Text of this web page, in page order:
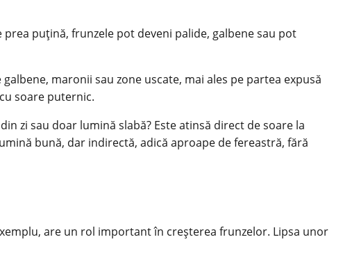
puțină, frunzele pot deveni palide, galbene sau pot
maronii sau zone uscate, mai ales pe partea expusă
soare puternic.
zi sau doar lumină slabă? Este atinsă direct de soare la
bună, dar indirectă, adică aproape de fereastră, fără
are un rol important în creșterea frunzelor. Lipsa unor